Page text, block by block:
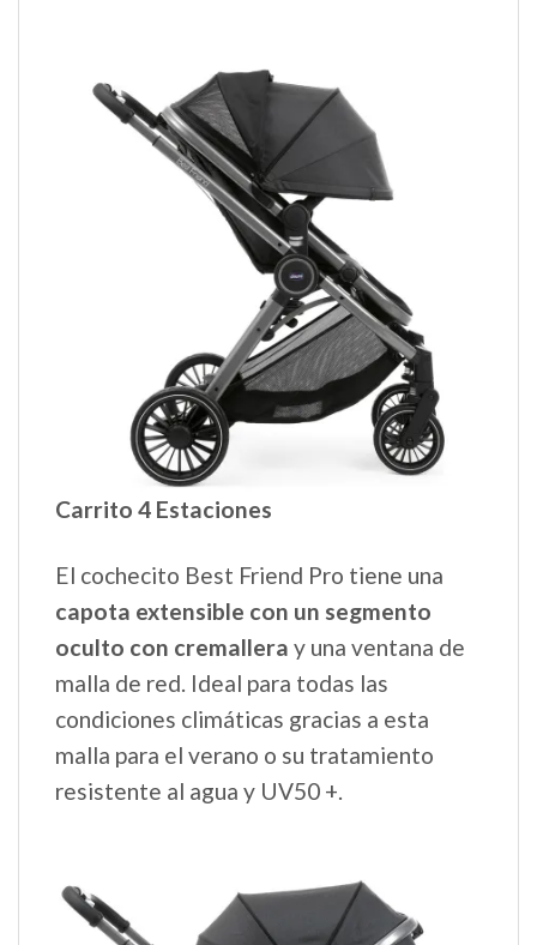
Carrito 4 Estaciones
El cochecito Best Friend Pro tiene una
capota extensible con un segmento
oculto con cremallera y una ventana de
malla de red. Ideal para todas las
condiciones climáticas gracias a esta
malla para el verano o su tratamiento
resistente al agua y UV50 +.